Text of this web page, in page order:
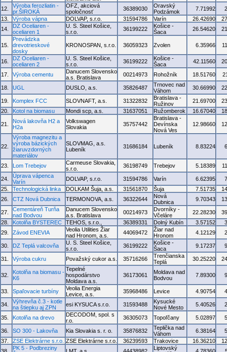
12.
Výroba ferozliatin -
pr.ŠIROKÁ
OFZ, akciová
spoločnosť
36389030
Oravský
Podzámok
7.71992
13.
Výroba vápna DOLVAP, s.r.o. 31594786 Varín 26.42690
14.
DZ Oceliaren -
oceliaren 1
U. S. Steel Košice,
s.r.o.
36199222
Košice -
Šaca
26.54620
15.
Prevádzka
drevotrieskové
dosky
KRONOSPAN, s.r.o. 36059323 Zvolen 6.35966
16.
DZ Oceliaren -
oceliaren 2
U. S. Steel Košice,
s.r.o.
36199222
Košice -
Šaca
42.11560
17. Výroba cementu
Danucem Slovensko
a.s. Bratislava
00214973 Rohožník 18.51760
18. UGL DUSLO, a.s. 35826487
Trnovec nad
Váhom
30.66990
19. Komplex FCC SLOVNAFT, a.s. 31322832
Bratislava -
Ružinov
21.69700
20.
Kotol na biomasu Mondi scp, a.s. 31637051 Ružomberok 16.67040
21.
Nová lakovňa H2 a
H2a
Volkswagen
Slovakia
35757442
Bratislava -
Devínska
Nová Ves
12.98660
22.
Výroba magnezitu a
výroba bázických
žiaruvzdorných
materiálov
SLOVMAG, a.s.
Lubeník
31686184 Lubeník 8.83224
23. Lom Trebejov
Carmeuse Slovakia,
s.r.o.
36198749 Trebejov 5.18389
24.
Úprava vápenca
Varín
DOLVAP, s.r.o. 31594786 Varín 6.62395
25.
Technologická linka DOLKAM Šuja, a.s. 31561870 Šuja 7.51735
26.
CTZ Nová Dubnica TERMONOVA, a.s. 36322644
Nová
Dubnica
9.70343
27.
Cementáreň Turňa
nad Bodvou
Danucem Slovensko
a.s. Bratislava
00214973
Dvorníky -
Včeláre
22.28230
28.
Kotolňa BYSTEREC TEHOS, s.r.o., 36389331 Dolný Kubín 3.57152
29.
Závod ENEVIA
Veolia Utilities Žiar
nad Hronom, a.s.
44069472
Žiar nad
Hronom
4.12129
30. DZ Teplá valcovňa
U. S. Steel Košice,
s.r.o.
36199222
Košice -
Šaca
9.17237
31. Výroba cukru Považský cukor a.s. 35716266
Trenčianska
Teplá
30.25220
32.
Kotolňa na biomasu -
K6
Tepelné
hospodárstvo
Moldava a.s.
36173061
Moldava nad
Bodvou
7.89300
33. Spaľovacie turbíny
Veolia Energia
Levice, a.s.
35968486 Levice 4.90754
34.
Výhrevňa č.3 - kotle
na štiepku aj ZPN
esi KYSUCA s.r.o. 31593488
Kysucké
Nové Mesto
5.40526
35. Kotolňa na drevo
DECODOM, spol. s
r.o.
36305073 Topoľčany 5.02897
36. SO 300 - Lakovňa Kia Slovakia s. r. o. 35876832
Teplička nad
Váhom
6.38164
37.
ZSE Elektrárne s.r.o. ZSE Elektrárne s.r.o. 36239593 Trakovice 16.36210
PK 5 - Podbreziny
Liptovský